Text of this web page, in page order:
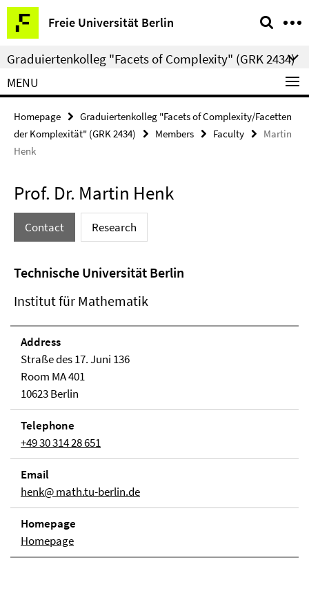
Springe
direkt
zu
Inhalt
Freie Universität Berlin
Service
Navigation
Graduiertenkolleg "Facets of Complexity" (GRK 2434)
MENU
Homepage
Graduiertenkolleg "Facets of Complexity/Facetten
der Komplexität" (GRK 2434)
Members Faculty
Martin
Henk
Prof. Dr. Martin Henk
Contact Research
Technische Universität Berlin
Institut für Mathematik
Address
Straße des 17. Juni 136
Room MA 401
10623 Berlin
Telephone
+49 30 314 28 651
Email
henk@ math.tu-berlin.de
Homepage
Homepage